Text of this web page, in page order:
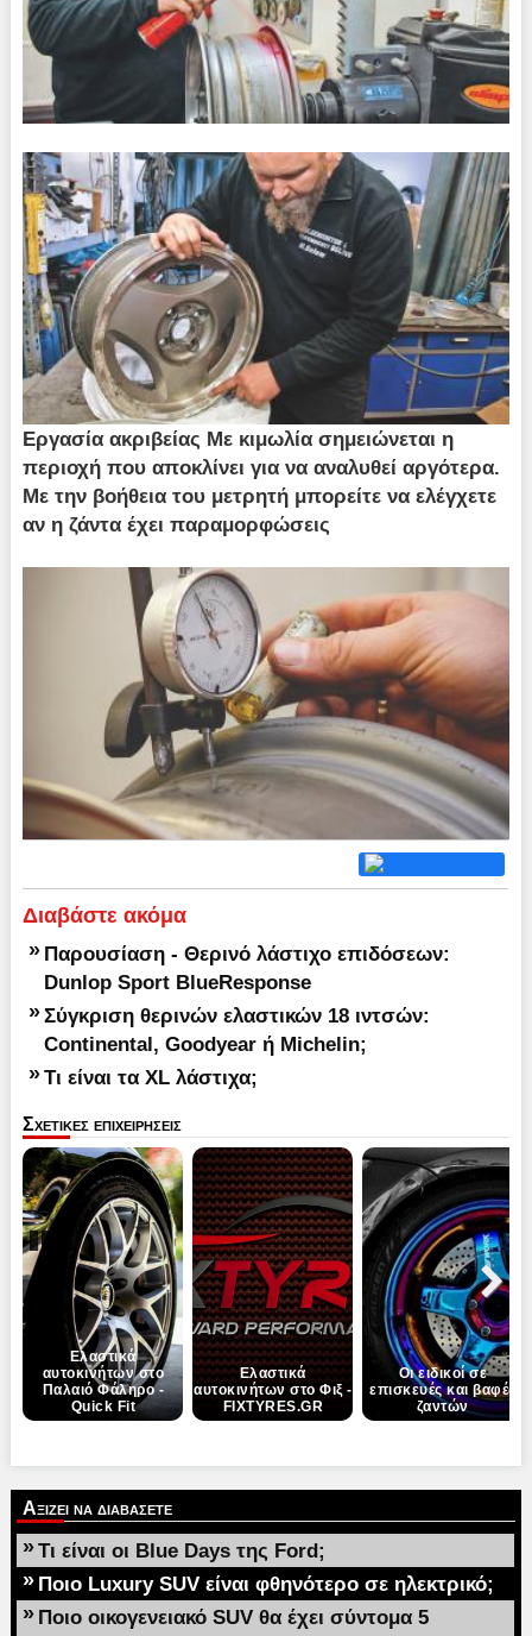
Εργασία ακριβείας Με κιμωλία σημειώνεται η
περιοχή που αποκλίνει για να αναλυθεί αργότερα.
Με την βοήθεια του μετρητή μπορείτε να ελέγχετε
αν η ζάντα έχει παραμορφώσεις
Διαβάστε ακόμα
» Παρουσίαση - Θερινό λάστιχο επιδόσεων:
Dunlop Sport BlueResponse
» Σύγκριση θερινών ελαστικών 18 ιντσών:
Continental, Goodyear ή Michelin;
» Τι είναι τα XL λάστιχα;
Σχετικες επιχειρησεις
Ελαστικά
αυτοκινήτων στο
Παλαιό Φάληρο -
Quick Fit
Ελαστικά
αυτοκινήτων στο Φιξ -
FIXTYRES.GR
Οι ειδικοί σε
επισκευές και βαφές
ζαντών
Next
Pause
Αξιζει να διαβασετε
» Τι είναι οι Blue Days της Ford;
» Ποιο Luxury SUV είναι φθηνότερο σε ηλεκτρικό;
» Ποιο οικογενειακό SUV θα έχει σύντομα 5